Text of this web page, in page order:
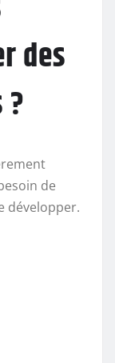
des
de
développer.